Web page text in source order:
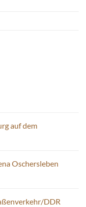
auf dem
Oschersleben
DDR